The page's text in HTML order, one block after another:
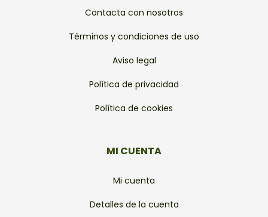
Contacta con nosotros
Términos y condiciones de uso
Aviso legal
Política de privacidad
Política de cookies
MI CUENTA
Mi cuenta
Detalles de la cuenta